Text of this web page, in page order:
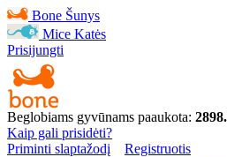
Bone Šunys
Mice Katės
Prisijungti
Beglobiams gyvūnams paaukota:
Kaip gali prisidėti?
Priminti slaptažodį
Registruotis